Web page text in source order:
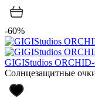
-60%
GIGIStudios ORCHID-
Солнцезащитные